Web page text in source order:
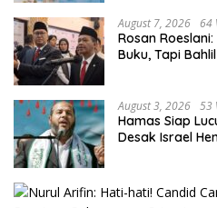
August 7, 2026 64
Rosan
Buku, Tapi
August 3, 2026 53
Hamas Siap
Desak Israel